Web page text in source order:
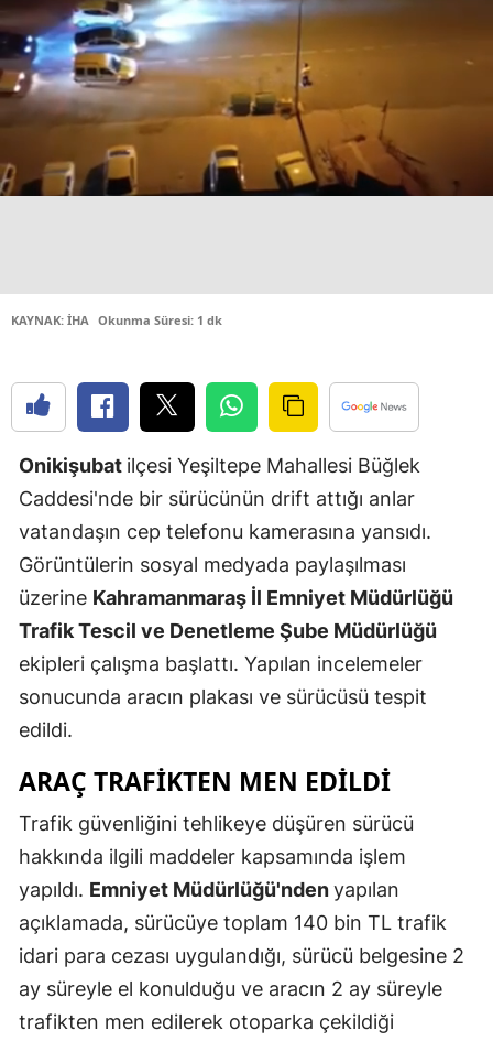
Elazığ
Hatay
Isparta
Mersin
İstanbul
İzmir
Kırşehir
Kocaeli
KAYNAK: İHA Okunma Süresi: 1 dk
Onikişubat ilçesi Yeşiltepe Mahallesi Büğlek
Caddesi'nde bir sürücünün drift attığı anlar
vatandaşın cep telefonu kamerasına yansıdı.
Görüntülerin sosyal medyada paylaşılması
üzerine Kahramanmaraş İl Emniyet Müdürlüğü
Trafik Tescil ve Denetleme Şube Müdürlüğü
ekipleri çalışma başlattı. Yapılan incelemeler
sonucunda aracın plakası ve sürücüsü tespit
edildi.
ARAÇ TRAFIKTEN MEN EDILDI
Trafik güvenliğini tehlikeye düşüren sürücü
hakkında ilgili maddeler kapsamında işlem
yapıldı. Emniyet Müdürlüğü'ndenyapılan
açıklamada, sürücüye toplam 140 bin TL trafik
idari para cezası uygulandığı, sürücü belgesine 2
ay süreyle el konulduğu ve aracın 2 ay süreyle
trafikten men edilerek otoparka çekildiği